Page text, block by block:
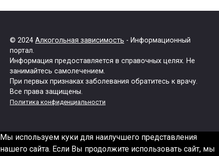
© 2024 Алкогольная зависимость - Информационный
портал.
Информация предоставляется в справочных целях. Не
занимайтесь самолечением.
При первых признаках заболевания обратитесь к врачу.
Все права защищены.
Политика конфиденциальности
Мы используем куки для наилучшего представления
нашего сайта. Если Вы продолжите использовать сайт, мы